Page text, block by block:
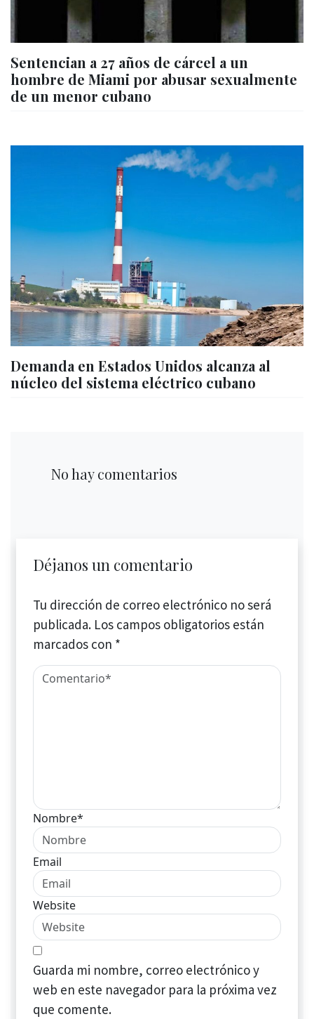
Sentencian a 27 años de cárcel a un
hombre de Miami por abusar sexualmente
de un menor cubano
Demanda en Estados Unidos alcanza al
núcleo del sistema eléctrico cubano
No hay comentarios
Déjanos un comentario
Tu dirección de correo electrónico no será
publicada. Los campos obligatorios están
marcados con *
Nombre*
Email
Website
Guarda mi nombre, correo electrónico y
web en este navegador para la próxima vez
que comente.